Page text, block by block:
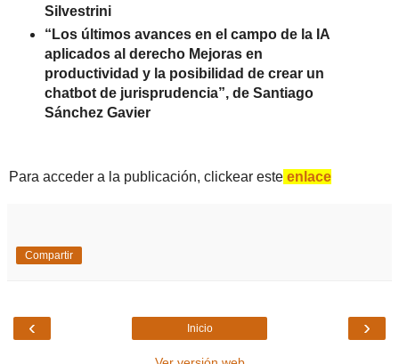
Silvestrini
“Los últimos avances en el campo de la IA
aplicados al derecho Mejoras en
productividad y la posibilidad de crear un
chatbot de jurisprudencia”, de Santiago
Sánchez Gavier
Para acceder a la publicación, clickear este enlace
Compartir
‹ ›
Inicio